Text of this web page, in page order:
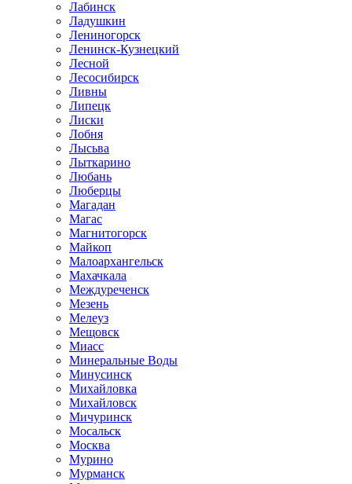
Лабинск
Ладушкин
Лениногорск
Ленинск-Кузнецкий
Лесной
Лесосибирск
Ливны
Липецк
Лиски
Лобня
Лысьва
Лыткарино
Любань
Люберцы
Магадан
Магас
Магнитогорск
Майкоп
Малоархангельск
Махачкала
Междуреченск
Мезень
Мелеуз
Мещовск
Миасс
Минеральные Воды
Минусинск
Михайловка
Михайловск
Мичуринск
Мосальск
Москва
Мурино
Мурманск